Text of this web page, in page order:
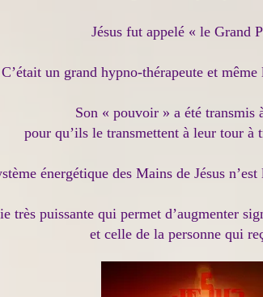
Jésus fut appelé « le Grand
C’était un grand hypno-thérapeute et
Son « pouvoir » a été transmis
pour qu’ils le transmettent à leur tour à
énergétique des Mains de Jésus
très puissante qui permet d’augmenter
et celle de la personne qui